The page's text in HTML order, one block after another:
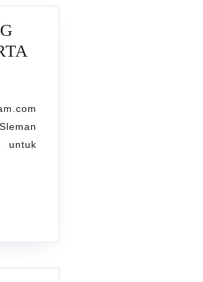
KOLAM
RENANG
BERPENGALAMAN
untuk